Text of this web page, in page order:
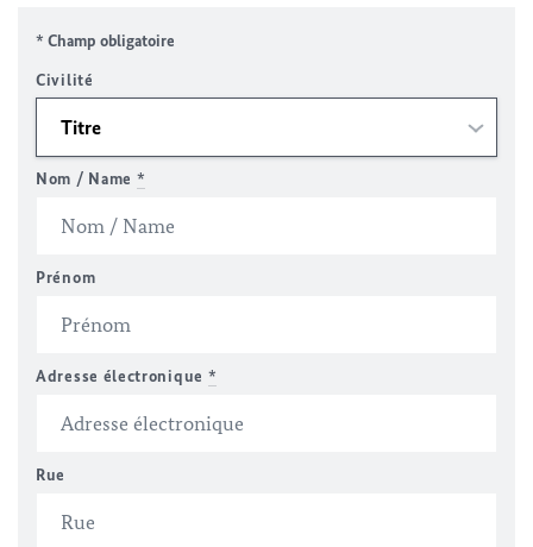
* Champ obligatoire
Civilité
Nom / Name *
Prénom
Adresse électronique *
Rue